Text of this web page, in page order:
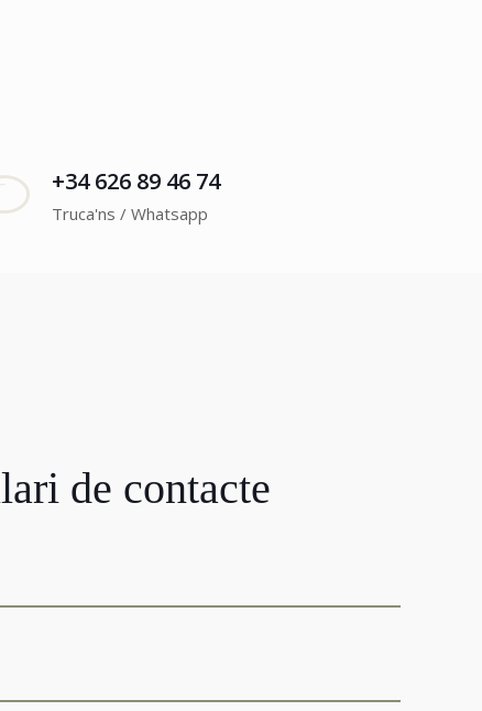
+34 626 89 46 74
Truca'ns / Whatsapp
de contacte